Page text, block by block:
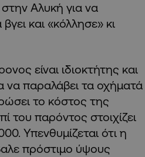
Αλυκή για να
και «κόλλησε» κι
είναι ιδιοκτήτης και
να παραλάβει τα οχήματά
το κόστος της
του παρόντος στοιχίζει
Υπενθυμίζεται ότι η
πρόστιμο ύψους